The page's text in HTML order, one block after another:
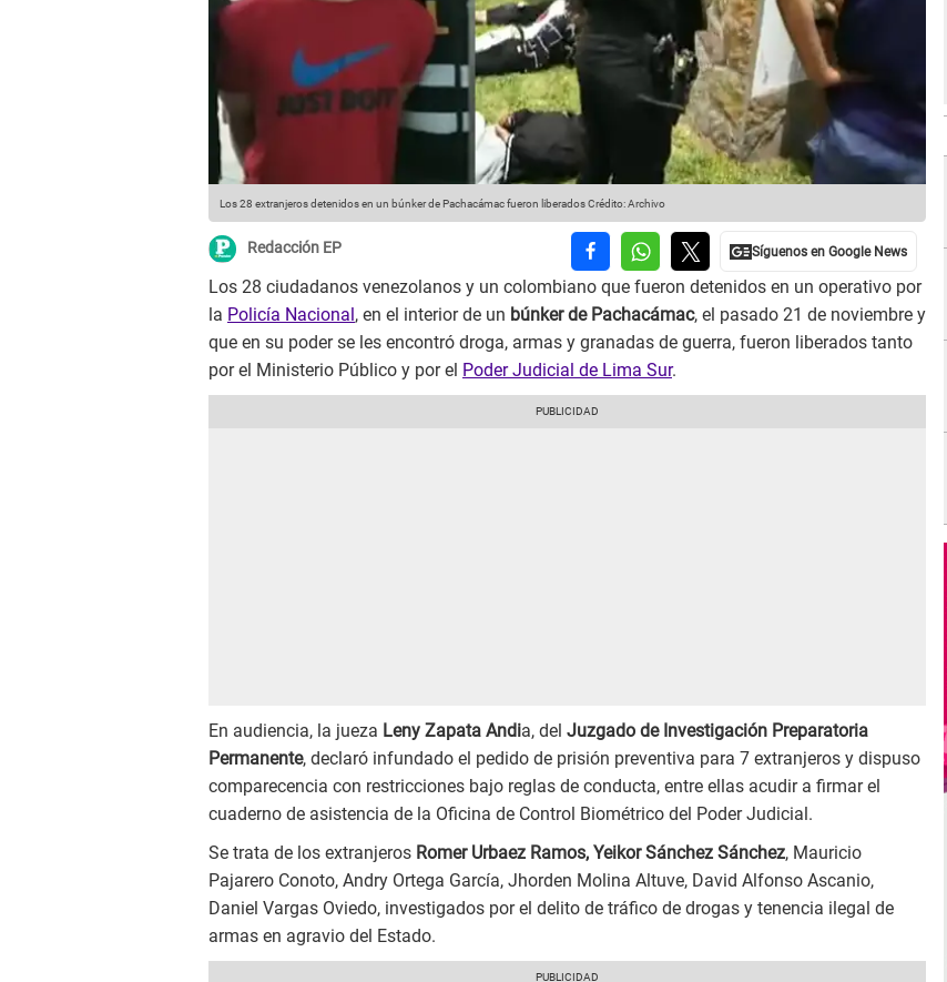
Los 28 extranjeros detenidos en un búnker de Pachacámac fueron liberadosCrédito: Archivo
Redacción EP
Los 28 ciudadanos venezolanos y un colombiano que fueron detenidos en un operativo por
la Policía Nacional , en el interior de un búnker de Pachacámac, el pasado 21 de noviembre y
que en su poder se les encontró droga, armas y granadas de guerra, fueron liberados tanto
por el Ministerio Público y por el Poder Judicial de Lima Sur.
En audiencia, la jueza Leny Zapata Andia, del Juzgado de Investigación Preparatoria
Permanente, declaró infundado el pedido de prisión preventiva para 7 extranjeros y dispuso
comparecencia con restricciones bajo reglas de conducta, entre ellas acudir a firmar el
cuaderno de asistencia de la Oficina de Control Biométrico del Poder Judicial.
Se trata de los extranjeros Romer Urbaez Ramos, Yeikor Sánchez Sánchez, Mauricio
Pajarero Conoto, Andry Ortega García, Jhorden Molina Altuve, David Alfonso Ascanio,
Daniel Vargas Oviedo, investigados por el delito de tráfico de drogas y tenencia ilegal de
armas en agravio del Estado.